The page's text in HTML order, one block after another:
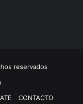
reservados
CONTACTO